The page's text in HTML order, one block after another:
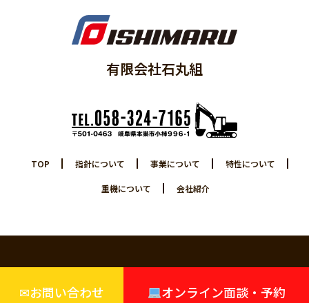
有限会社石丸組
TOP 指針について 事業について 特性について
重機について 会社紹介
✉お問い合わせ オンライン面談・予約